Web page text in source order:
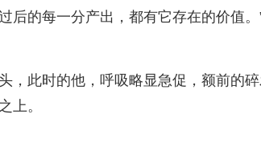
后的每一分产出，都有它存在的价值。
，此时的他，呼吸略显急促，额前的
上。